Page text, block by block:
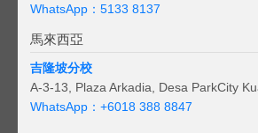
WhatsApp：5133 8137
馬來西亞
吉隆坡分校
A-3-13, Plaza Arkadia, Desa ParkCity
WhatsApp： +6018 388 8847